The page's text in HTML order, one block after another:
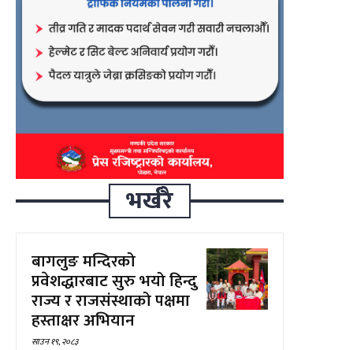
भर्खरै
बागलुङ मन्दिरको
प्रवेशद्धारबाट सुरु भयो हिन्दु
राज्य र राजसंस्थाको पक्षमा
हस्ताक्षर अभियान
साउन १९, २०८३